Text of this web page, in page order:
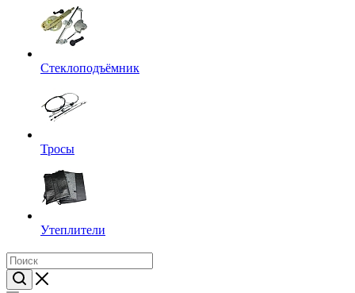
Стеклоподъёмник
Тросы
Утеплители